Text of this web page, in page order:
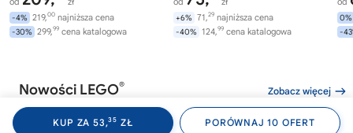
KUP ZA 53,35 ZŁ PORÓWNAJ 10 OFERT
-4% 219,00 najniższa cena
-30% 299,99 cena katalogowa
+6% 71,29 najniższa cena
-40% 124,99 cena katalogowa
0%
-
Nowości LEGO® Zobacz więcej